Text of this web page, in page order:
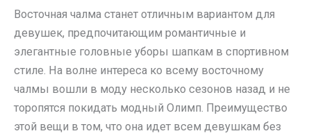
Восточная чалма станет отличным вариантом для
девушек, предпочитающим романтичные и
элегантные головные уборы шапкам в спортивном
стиле. На волне интереса ко всему восточному
чалмы вошли в моду несколько сезонов назад и не
торопятся покидать модный Олимп. Преимущество
этой вещи в том, что она идет всем девушкам без